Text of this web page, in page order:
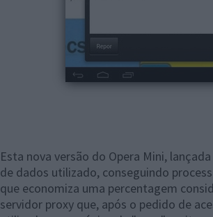
Esta nova versão do Opera Mini,
de dados utilizado, conseguindo
que economiza uma percentagem
servidor proxy que, após o pedido de